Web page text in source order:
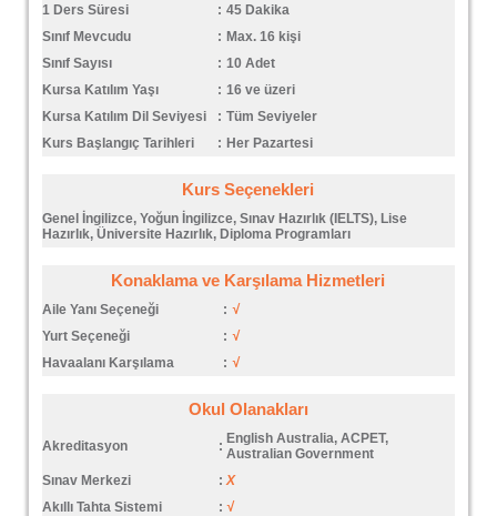
1 Ders Süresi : 45 Dakika
Sınıf Mevcudu
: Max. 16 kişi
Sınıf Sayısı
: 10 Adet
Kursa Katılım Yaşı
: 16 ve üzeri
Kursa Katılım Dil Seviyesi
: Tüm Seviyeler
Kurs Başlangıç Tarihleri
: Her Pazartesi
Kurs Seçenekleri
Genel İngilizce, Yoğun İngilizce, Sınav Hazırlık (IELTS), Lise
Hazırlık, Üniversite Hazırlık, Diploma Programları
Konaklama ve Karşılama Hizmetleri
Aile Yanı Seçeneği : √
Yurt Seçeneği
: √
Havaalanı Karşılama
: √
Okul Olanakları
Akreditasyon : English Australia, ACPET,
Australian Government
Sınav Merkezi
: X
Akıllı Tahta Sistemi
: √